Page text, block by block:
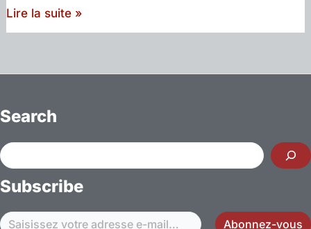
Mes
recherches
le
autonome
au
musée
Lire la suite »
Search
Rechercher
Subscribe
Saisissez votre adresse e-mail…
Abonnez-vous